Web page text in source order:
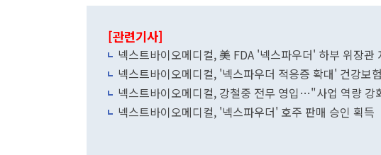
[관련기사]
넥스트바이오메디컬, 美 FDA '넥스파우더' 하부 위장관
넥스트바이오메디컬, '넥스파우더 적응증 확대' 건강보
넥스트바이오메디컬, 강철중 전무 영입…"사업 역량 강
넥스트바이오메디컬, '넥스파우더' 호주 판매 승인 획득